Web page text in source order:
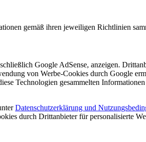
gemäß ihren jeweiligen Richtlinien
Google AdSense, anzeigen.
von Werbe-Cookies durch Google
Technologien gesammelten
Datenschutzerklärung und
durch Drittanbieter für personalisierte